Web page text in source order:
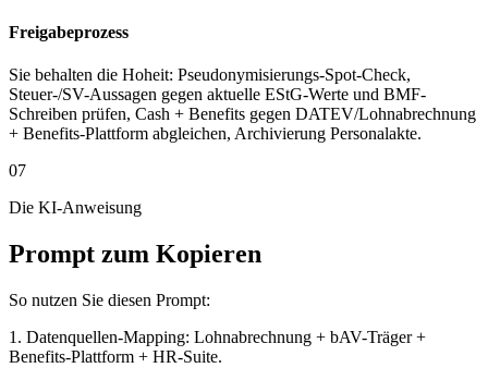
Freigabeprozess
Sie behalten die Hoheit: Pseudonymisierungs-Spot-Check,
Steuer-/SV-Aussagen gegen aktuelle EStG-Werte und BMF-
Schreiben prüfen, Cash + Benefits gegen DATEV/Lohnabrechnung
+ Benefits-Plattform abgleichen, Archivierung Personalakte.
07
Die KI-Anweisung
Prompt zum Kopieren
So nutzen Sie diesen Prompt:
1. Datenquellen-Mapping: Lohnabrechnung + bAV-Träger +
Benefits-Plattform + HR-Suite.